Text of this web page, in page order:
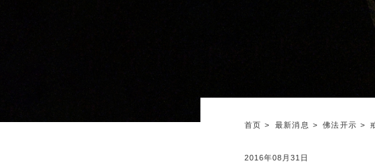
首页 最新消息 佛法开示
2016年08月31日